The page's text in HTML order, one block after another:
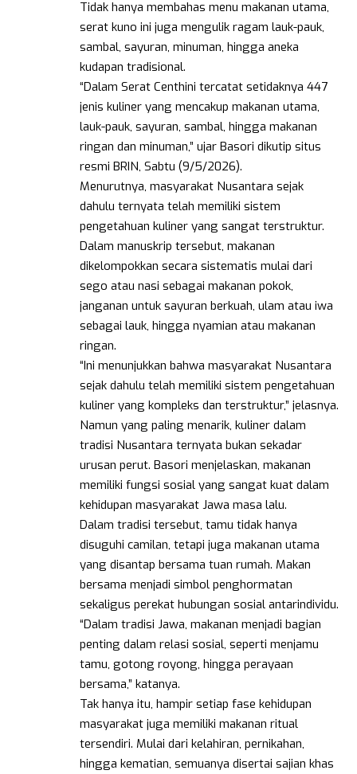
Tidak hanya membahas menu makanan utama,
serat kuno ini juga mengulik ragam lauk-pauk,
sambal, sayuran, minuman, hingga aneka
kudapan tradisional.
“Dalam Serat Centhini tercatat setidaknya 447
jenis kuliner yang mencakup makanan utama,
lauk-pauk, sayuran, sambal, hingga makanan
ringan dan minuman,” ujar Basori dikutip situs
resmi BRIN, Sabtu (9/5/2026).
Menurutnya, masyarakat Nusantara sejak
dahulu ternyata telah memiliki sistem
pengetahuan kuliner yang sangat terstruktur.
Dalam manuskrip tersebut, makanan
dikelompokkan secara sistematis mulai dari
sego atau nasi sebagai makanan pokok,
janganan untuk sayuran berkuah, ulam atau iwa
sebagai lauk, hingga nyamian atau makanan
ringan.
“Ini menunjukkan bahwa masyarakat Nusantara
sejak dahulu telah memiliki sistem pengetahuan
kuliner yang kompleks dan terstruktur,” jelasnya.
Namun yang paling menarik, kuliner dalam
tradisi Nusantara ternyata bukan sekadar
urusan perut. Basori menjelaskan, makanan
memiliki fungsi sosial yang sangat kuat dalam
kehidupan masyarakat Jawa masa lalu.
Dalam tradisi tersebut, tamu tidak hanya
disuguhi camilan, tetapi juga makanan utama
yang disantap bersama tuan rumah. Makan
bersama menjadi simbol penghormatan
sekaligus perekat hubungan sosial antarindividu.
“Dalam tradisi Jawa, makanan menjadi bagian
penting dalam relasi sosial, seperti menjamu
tamu, gotong royong, hingga perayaan
bersama,” katanya.
Tak hanya itu, hampir setiap fase kehidupan
masyarakat juga memiliki makanan ritual
tersendiri. Mulai dari kelahiran, pernikahan,
hingga kematian, semuanya disertai sajian khas